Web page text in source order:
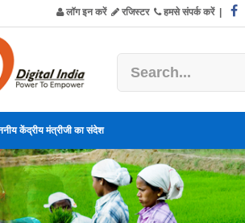
लॉग इन करें रजिस्टर हमसे संपर्क करें|
केंद्रीय मंत्रीजी का संदेश